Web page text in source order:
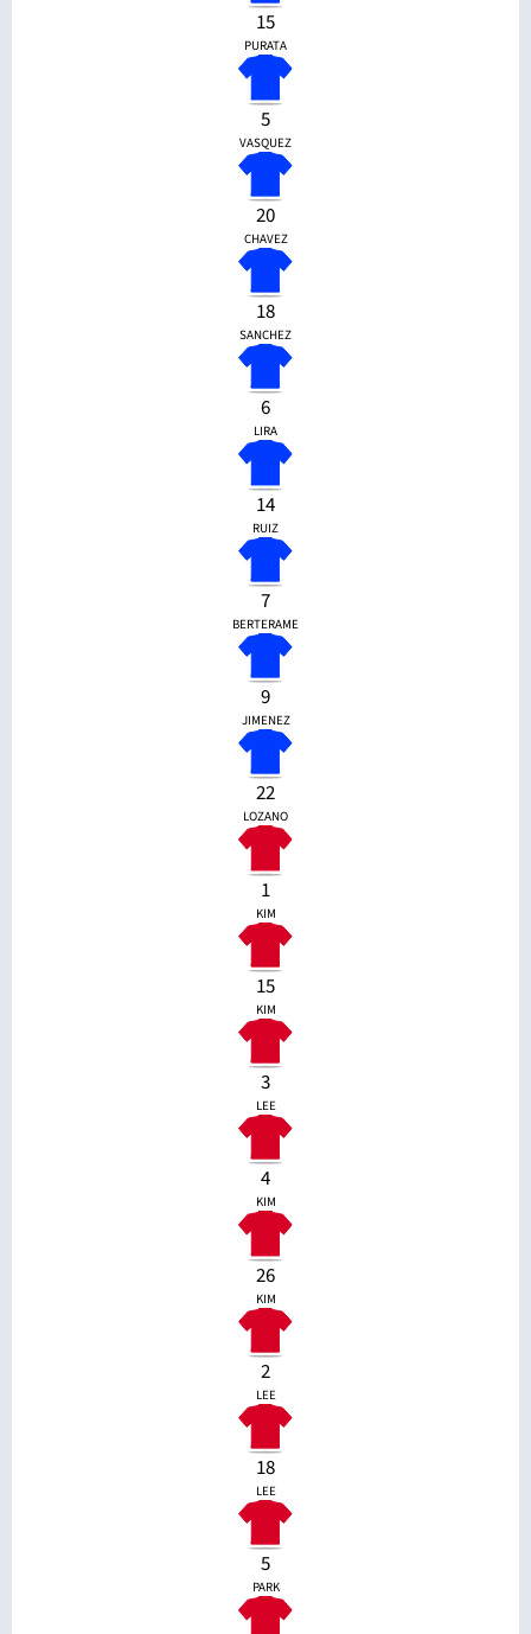
15
PURATA
5
VASQUEZ
20
CHAVEZ
18
SANCHEZ
6
LIRA
14
RUIZ
7
BERTERAME
9
JIMENEZ
22
LOZANO
1
KIM
15
KIM
3
LEE
4
KIM
26
KIM
2
LEE
18
LEE
5
PARK